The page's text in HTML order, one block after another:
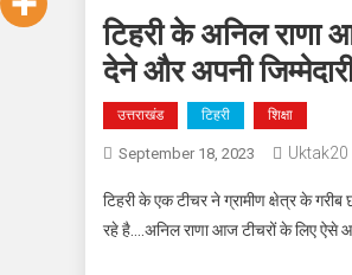
टिहरी के अनिल राणा
देने और अपनी
उत्तराखंड टिहरी शिक्षा
September 18, 2023 Uktak20
टिहरी के एक टीचर ने ग्रामीण क्षेत्र के
रहे है….अनिल राणा आज टीचरों के लिए ऐसे